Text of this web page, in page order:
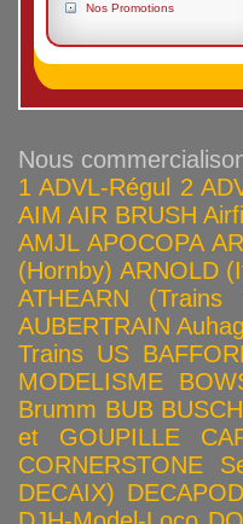
Nos Promotions
Nous
1 ADVL-Régul 2
AIM AIR BRUSH
AMJL APOCOPA
(Hornby) ARNOLD
ATHEARN (Trains
AUBERTRAIN
Trains US
MODELISME
Brumm BUB BUSCH
et GOUPILLE
CORNERSTONE
DECAIX) DECAPOD